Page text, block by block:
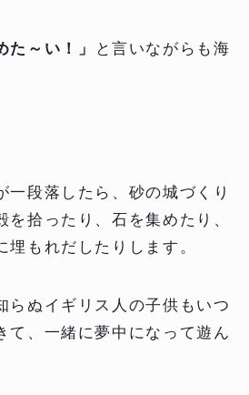
た～い！」
と言いながらも海
一段落したら、砂の城づくり
を拾ったり、石を集めたり、
埋もれだしたりします。
らぬイギリス人の子供もいつ
て、一緒に夢中になって遊ん